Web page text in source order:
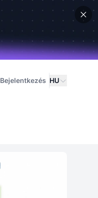
Bejelentkezés HU